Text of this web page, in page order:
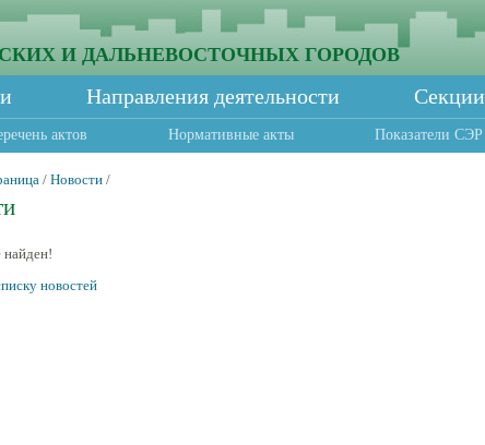
И ДАЛЬНЕВОСТОЧНЫХ ГОРОДОВ
Направления деятельности Секции
актов Нормативные акты Показатели СЭР
/ Новости /
найден!
новостей